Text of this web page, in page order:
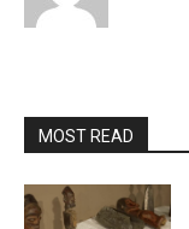
MOST READ